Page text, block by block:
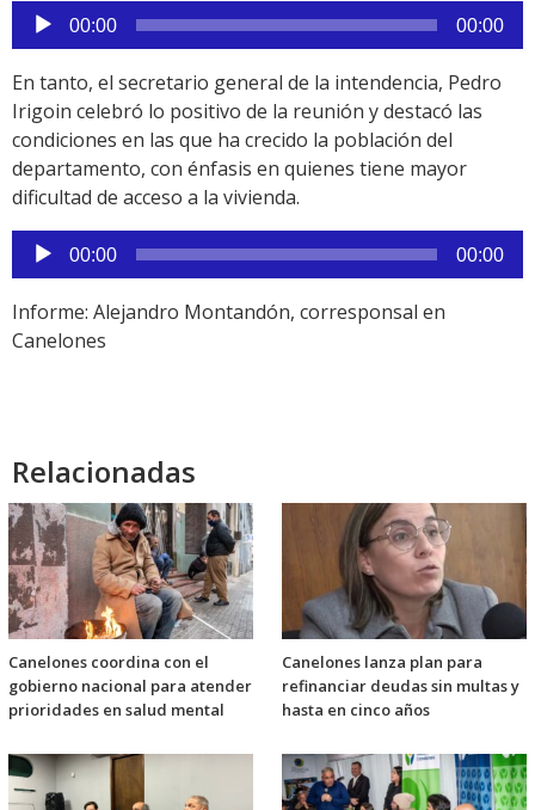
Reproductor
de
audio
00:00 00:00
En tanto, el secretario general de la intendencia, Pedro
Irigoin celebró lo positivo de la reunión y destacó las
condiciones en las que ha crecido la población del
departamento, con énfasis en quienes tiene mayor
dificultad de acceso a la vivienda.
Reproductor
de
audio
00:00 00:00
Informe: Alejandro Montandón, corresponsal en
Canelones
Relacionadas
Canelones coordina con el
gobierno nacional para atender
prioridades en salud mental
Canelones lanza plan para
refinanciar deudas sin multas y
hasta en cinco años